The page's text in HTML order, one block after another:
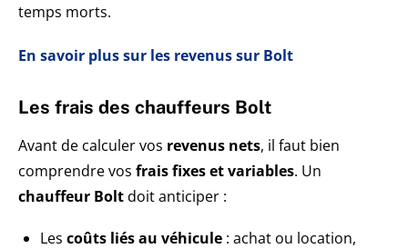
temps morts.
En savoir plus sur les revenus sur Bolt
Les frais des chauffeurs Bolt
Avant de calculer vos revenus nets, il faut bien
comprendre vos frais fixes et variables. Un
chauffeur Boltdoit anticiper :
Les coûts liés au véhicule : achat ou location,